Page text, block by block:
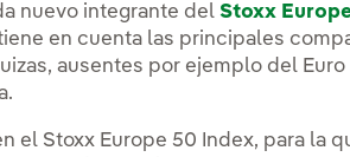
nuevo integrante delStoxx
en cuenta las principales
ausentes por ejemplo del
el Stoxx Europe 50 Index, para la